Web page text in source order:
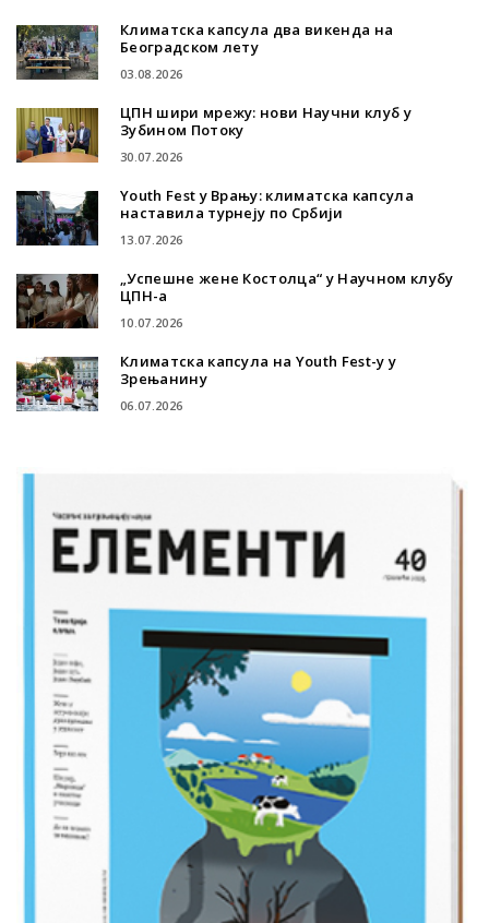
Климатска капсула два викенда на
Београдском лету
03.08.2026
ЦПН шири мрежу: нови Научни клуб у
Зубином Потоку
30.07.2026
Youth Fest у Врању: климатска капсула
наставила турнеју по Србији
13.07.2026
„Успешне жене Костолца“ у Научном клубу
ЦПН-а
10.07.2026
Климатска капсула на Youth Fest-у у
Зрењанину
06.07.2026